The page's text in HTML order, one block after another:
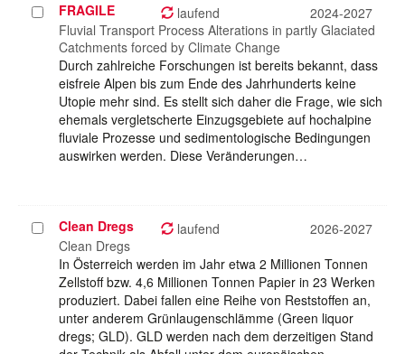
Projekt
auswählen
FRAGILE laufend
2024-2027
Fluvial Transport Process Alterations in partly Glaciated
Catchments forced by Climate Change
Durch zahlreiche Forschungen ist bereits bekannt, dass
eisfreie Alpen bis zum Ende des Jahrhunderts keine
Utopie mehr sind. Es stellt sich daher die Frage, wie sich
ehemals vergletscherte Einzugsgebiete auf hochalpine
fluviale Prozesse und sedimentologische Bedingungen
auswirken werden. Diese Veränderungen…
Projekt
auswählen
Clean Dregs laufend
2026-2027
Clean Dregs
In Österreich werden im Jahr etwa 2 Millionen Tonnen
Zellstoff bzw. 4,6 Millionen Tonnen Papier in 23 Werken
produziert. Dabei fallen eine Reihe von Reststoffen an,
unter anderem Grünlaugenschlämme (Green liquor
dregs; GLD). GLD werden nach dem derzeitigen Stand